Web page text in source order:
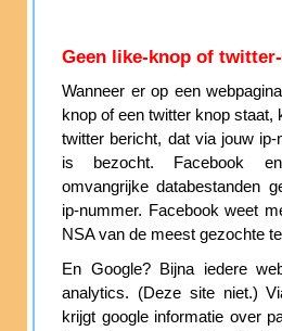
Geen like-knop of
Wanneer er op een
knop of een twitter knop staat,
twitter bericht, dat via jouw
is bezocht. Facebook
omvangrijke databestanden
ip-nummer. Facebook weet
NSA van de meest gezochte
En Google? Bijna iedere
analytics. (Deze site niet.)
krijgt google informatie over